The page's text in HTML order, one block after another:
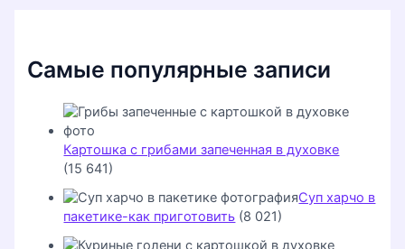
Самые популярные записи
Картошка с грибами запеченная в духовке
(15 641)
Суп харчо в
пакетике-как приготовить (8 021)